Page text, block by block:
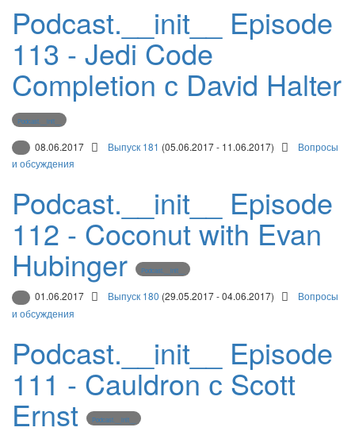
Podcast.__init__ Episode
113 - Jedi Code
Completion с David Halter
Podcast.__init__
08.06.2017 Выпуск 181 (05.06.2017 - 11.06.2017)
Вопросы
и обсуждения
Podcast.__init__ Episode
112 - Coconut with Evan
Hubinger Podcast.__init__
01.06.2017 Выпуск 180 (29.05.2017 - 04.06.2017)
Вопросы
и обсуждения
Podcast.__init__ Episode
111 - Cauldron с Scott
Ernst Podcast.__init__